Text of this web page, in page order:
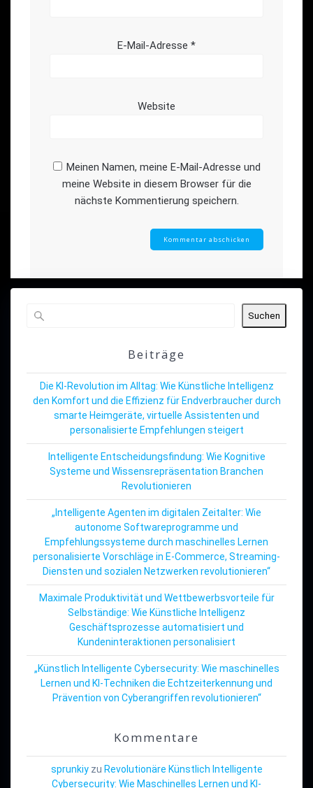
E-Mail-Adresse *
Website
Meinen Namen, meine E-Mail-Adresse und
meine Website in diesem Browser für die
nächste Kommentierung speichern.
Suchen
Beiträge
Die KI-Revolution im Alltag: Wie Künstliche Intelligenz
den Komfort und die Effizienz für Endverbraucher durch
smarte Heimgeräte, virtuelle Assistenten und
personalisierte Empfehlungen steigert
Intelligente Entscheidungsfindung: Wie Kognitive
Systeme und Wissensrepräsentation Branchen
Revolutionieren
„Intelligente Agenten im digitalen Zeitalter: Wie
autonome Softwareprogramme und
Empfehlungssysteme durch maschinelles Lernen
personalisierte Vorschläge in E-Commerce, Streaming-
Diensten und sozialen Netzwerken revolutionieren“
Maximale Produktivität und Wettbewerbsvorteile für
Selbständige: Wie Künstliche Intelligenz
Geschäftsprozesse automatisiert und
Kundeninteraktionen personalisiert
„Künstlich Intelligente Cybersecurity: Wie maschinelles
Lernen und KI-Techniken die Echtzeiterkennung und
Prävention von Cyberangriffen revolutionieren“
Kommentare
sprunkiyzu Revolutionäre Künstlich Intelligente
Cybersecurity: Wie Maschinelles Lernen und KI-